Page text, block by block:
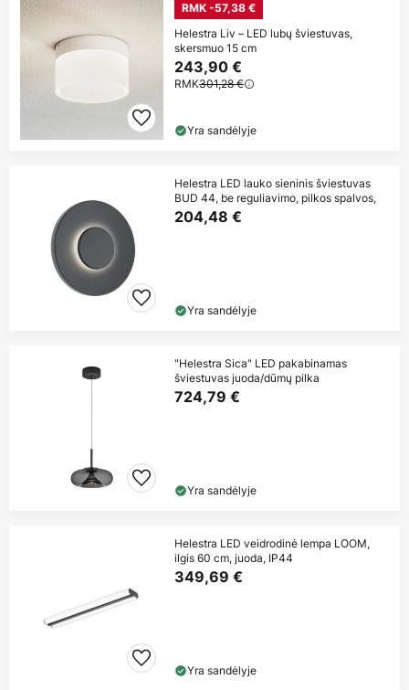
RMK -57,38 €
Helestra Liv – LED lubų šviestuvas,
skersmuo 15 cm
243,90 €
RMK301,28 €
Yra sandėlyje
Helestra LED lauko sieninis šviestuvas
BUD 44, be reguliavimo, pilkos spalvos,
204,48 €
Yra sandėlyje
"Helestra Sica" LED pakabinamas
šviestuvas juoda/dūmų pilka
724,79 €
Yra sandėlyje
Helestra LED veidrodinė lempa LOOM,
ilgis 60 cm, juoda, IP44
349,69 €
Yra sandėlyje